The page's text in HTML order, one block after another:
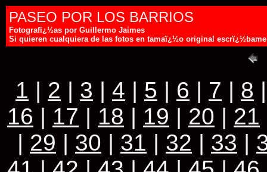
PASEO POR LOS BARRIOS
Fotografï¿½as por Guillermo Jaimes
Si quieren cualquiera de las fotos en tamaï¿½o original
1 | 2 | 3 | 4 | 5 | 6 | 7 | 8
16 | 17 | 18 | 19 | 20 | 21
| 29 | 30 | 31 | 32 | 33 |